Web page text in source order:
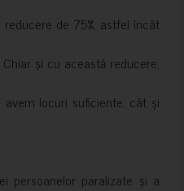
de 75%, astfel încât
și cu această reducere,
locuri suficiente, cât și
persoanelor paralizate și a